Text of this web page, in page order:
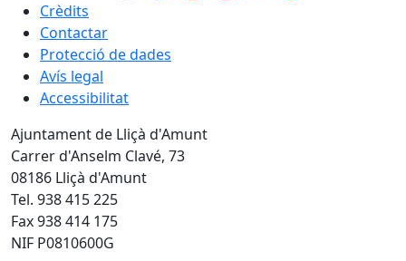
Crèdits
Contactar
Protecció de dades
Avís legal
Accessibilitat
Ajuntament de Lliçà d'Amunt
Carrer d'Anselm Clavé, 73
08186 Lliçà d'Amunt
Tel. 938 415 225
Fax 938 414 175
NIF P0810600G